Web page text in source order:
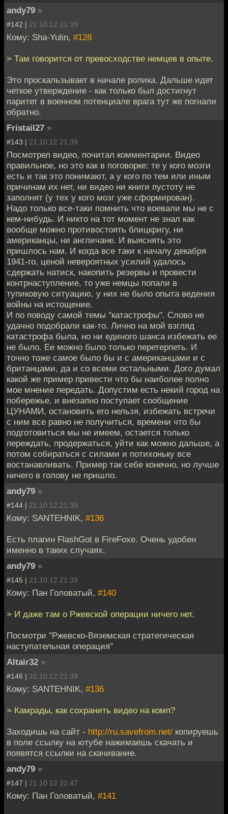
andy79 »
#142 | 21.10.12 21:39
Кому: Sha-Yulin, #128
> Там говорится от превосходстве немцев в опыте.
Это проскальзывает в начале ролика. Дальше идет
четкое утверждение - как только был достигнут
паритет в военном потенциале врага тут же погнали
обратно.
Fristail27 »
#143 | 21.10.12 21:39
Посмотрел видео, почитал комментарии. Видео
правильное, но это как в поговорке: те у кого мозги
есть и так это понимают, а у кого по тем или иным
причинам их нет, ни видео ни книги пустоту не
заполнят (у тех у кого мозг уже сформирован).
Надо только все-таки помнить что воевали мы не с
кем-нибудь. И никто на тот момент не знал как
вообще можно противостоять блицкригу, ни
американцы, ни англичане. И выяснять это
пришлось нам. И когда все таки к началу декабря
1941-го, ценой невероятных усилий удалось
сдержать натиск, накопить резервы и провести
контрнаступление, то уже немцы попали в
тупиковую ситуацию, у них не было опыта ведения
войны на истощение.
И по поводу самой темы "катастрофы". Слово не
удачно подобрали как-то. Лично на мой взгляд
катастрофа была, но ни единого шанса избежать ее
не было. Ее можно было только перетерпеть. И
точно тоже самое было бы и с американцами и с
британцами, да и со всеми остальными. Дого думал
какой же пример привести что бы наиболее полно
мое мнение передать. Допустим есть некий город на
побережье, и внезапно поступает сообщение
ЦУНАМИ, остановить его нельзя, избежать встречи
с ним все равно не получиться, времени что бы
подготовиться мы не имеем, остается только
переждать, продержаться, уйти как можно дальше, а
потом собираться с силами и потихоньку все
востанавливать. Пример так себе конечно, но лучше
ничего в голову не пришло.
andy79 »
#144 | 21.10.12 21:39
Кому: SANTEHNIK, #136
Есть плагин FlashGot в FireFoxe. Очень удобен
именно в таких случаях.
andy79 »
#145 | 21.10.12 21:39
Кому: Пан Головатый, #140
> И даже там о Ржевской операции ничего нет.
Посмотри "Ржевско-Вяземская стратегическая
наступательная операция"
Altair32 »
#146 | 21.10.12 21:39
Кому: SANTEHNIK, #136
> Камрады, как сохранить видео на комп?
Заходишь на сайт - http://ru.savefrom.net/ копируешь
в поле ссылку на ютубе нажимаешь скачать и
появятся ссылки на скачивание.
andy79 »
#147 | 21.10.12 21:47
Кому: Пан Головатый, #141